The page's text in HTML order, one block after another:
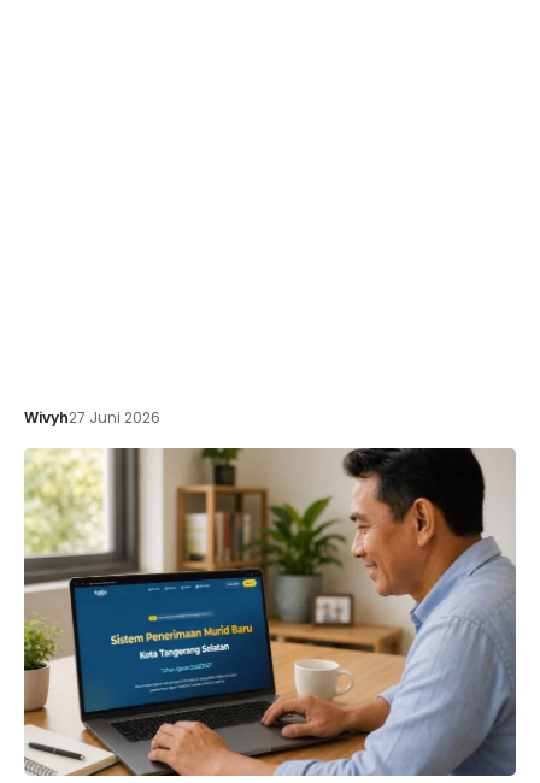
Wivyh27 Juni 2026